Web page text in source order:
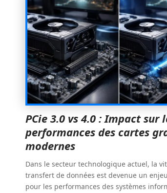
PCie 3.0 vs 4.0 : Impact sur
performances des cartes
modernes
Dans le secteur technologique actuel, la
transfert de données est devenue un
pour les performances des systèmes